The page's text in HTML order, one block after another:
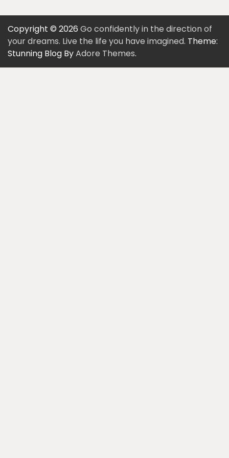
Copyright © 2026 Go confidently in the direction of
your dreams. Live the life you have imagined. Theme:
Stunning Blog ByAdore Themes.